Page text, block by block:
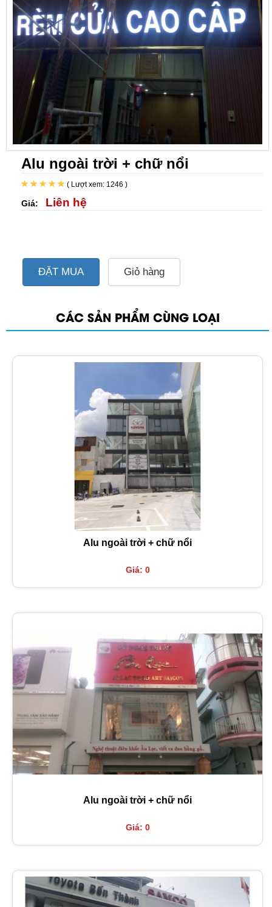
Alu ngoài trời + chữ nổi
( Lượt xem: 1246 )
Giá: Liên hệ
ĐẶT MUA Giỏ hàng
CÁC SẢN PHẨM CÙNG LOẠI
Alu ngoài trời + chữ nổi
Giá: 0
Alu ngoài trời + chữ nổi
Giá: 0